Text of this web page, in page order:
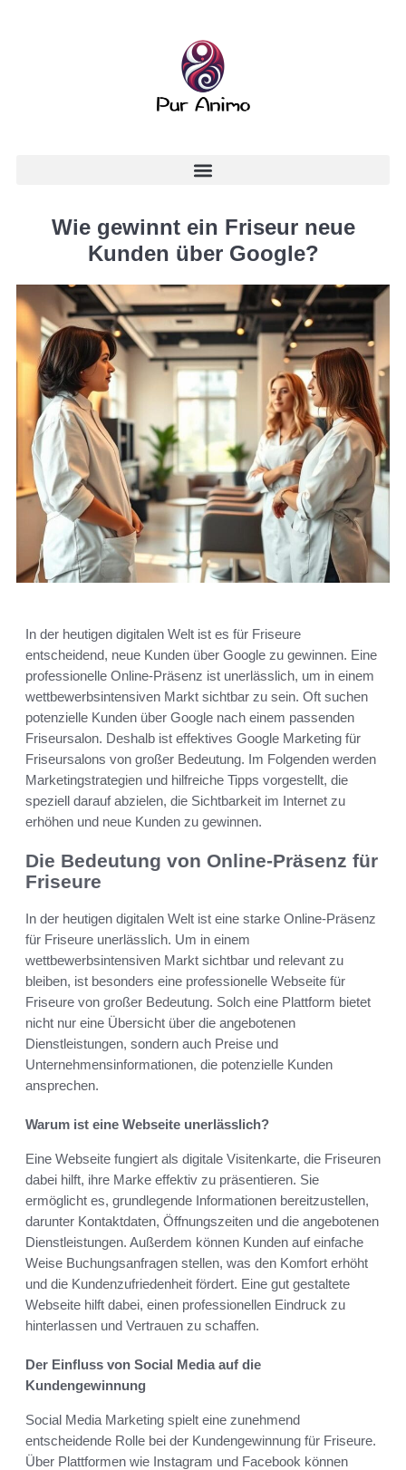
Wie gewinnt ein Friseur neue
Kunden über Google?
In der heutigen digitalen Welt ist es für Friseure
entscheidend, neue Kunden über Google zu gewinnen. Eine
professionelle Online-Präsenz ist unerlässlich, um in einem
wettbewerbsintensiven Markt sichtbar zu sein. Oft suchen
potenzielle Kunden über Google nach einem passenden
Friseursalon. Deshalb ist effektives Google Marketing für
Friseursalons von großer Bedeutung. Im Folgenden werden
Marketingstrategien und hilfreiche Tipps vorgestellt, die
speziell darauf abzielen, die Sichtbarkeit im Internet zu
erhöhen und neue Kunden zu gewinnen.
Die Bedeutung von Online-Präsenz für
Friseure
In der heutigen digitalen Welt ist eine starke Online-Präsenz
für Friseure unerlässlich. Um in einem
wettbewerbsintensiven Markt sichtbar und relevant zu
bleiben, ist besonders eine professionelle Webseite für
Friseure von großer Bedeutung. Solch eine Plattform bietet
nicht nur eine Übersicht über die angebotenen
Dienstleistungen, sondern auch Preise und
Unternehmensinformationen, die potenzielle Kunden
ansprechen.
Warum ist eine Webseite unerlässlich?
Eine Webseite fungiert als digitale Visitenkarte, die Friseuren
dabei hilft, ihre Marke effektiv zu präsentieren. Sie
ermöglicht es, grundlegende Informationen bereitzustellen,
darunter Kontaktdaten, Öffnungszeiten und die angebotenen
Dienstleistungen. Außerdem können Kunden auf einfache
Weise Buchungsanfragen stellen, was den Komfort erhöht
und die Kundenzufriedenheit fördert. Eine gut gestaltete
Webseite hilft dabei, einen professionellen Eindruck zu
hinterlassen und Vertrauen zu schaffen.
Der Einfluss von Social Media auf die
Kundengewinnung
Social Media Marketing spielt eine zunehmend
entscheidende Rolle bei der Kundengewinnung für Friseure.
Über Plattformen wie Instagram und Facebook können